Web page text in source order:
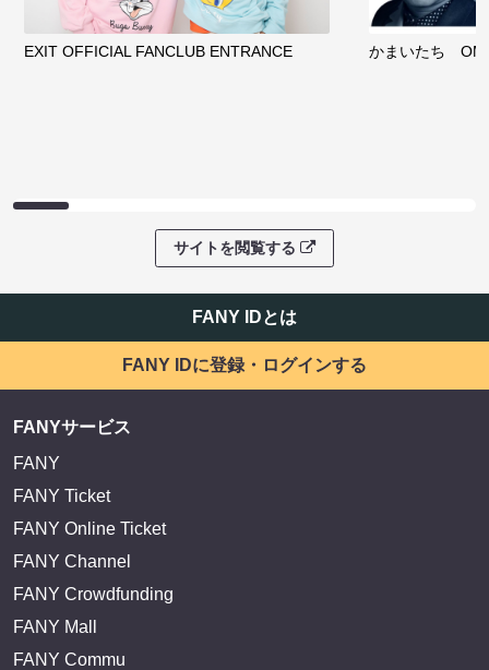
EXIT OFFICIAL FANCLUB ENTRANCE かまいたち
サイトを閲覧する
FANY IDとは
FANY IDに登録・ログインする
FANYサービス
FANY
FANY Ticket
FANY Online Ticket
FANY Channel
FANY Crowdfunding
FANY Mall
FANY Commu